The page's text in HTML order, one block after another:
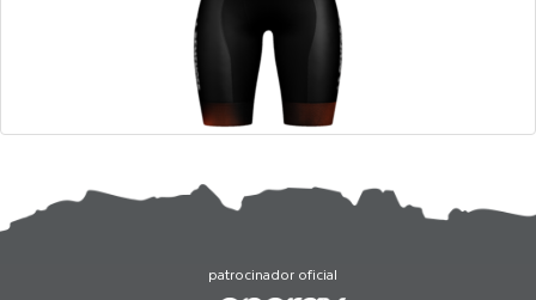
patrocinador oficial